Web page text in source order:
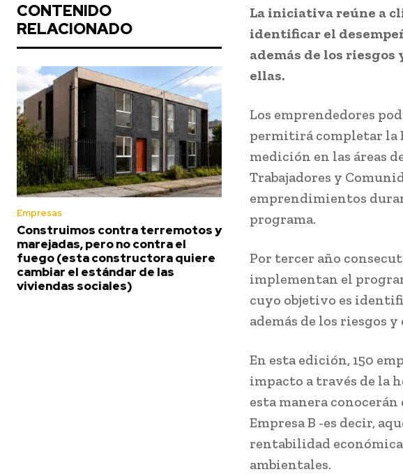
CONTENIDO
RELACIONADO
Empresas
Construimos contra terremotos y
marejadas, pero no contra el
fuego (esta constructora quiere
cambiar el estándar de las
viviendas sociales)
La iniciativa reúne a
identificar el
además de los riesgos
ellas.
Los emprendedores
permitirá completar la
medición en las áreas
Trabajadores y
emprendimientos
programa.
Por tercer año
implementan el
cuyo objetivo es
además de los riesgos
En esta edición, 150
impacto a través de la
esta manera
Empresa B -es decir,
rentabilidad
ambientales.